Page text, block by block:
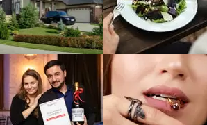
Репортажная съемка
мероприятий и
событий
Ювелирная
фотосъемка
украшений